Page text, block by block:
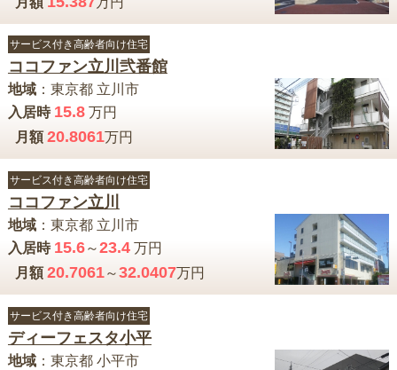
サービス付き高齢者向け住宅
ココファン立川弐番館
地域： 東京都 立川市
入居時 15.8万円
月額 20.8061万円
サービス付き高齢者向け住宅
ココファン立川
地域： 東京都 立川市
入居時 15.6～23.4万円
月額 20.7061～32.0407万円
サービス付き高齢者向け住宅
ディーフェスタ小平
地域： 東京都 小平市